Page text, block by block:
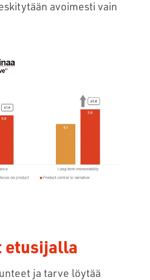
avoimesti vain
etusijalla
ja tarve löytää